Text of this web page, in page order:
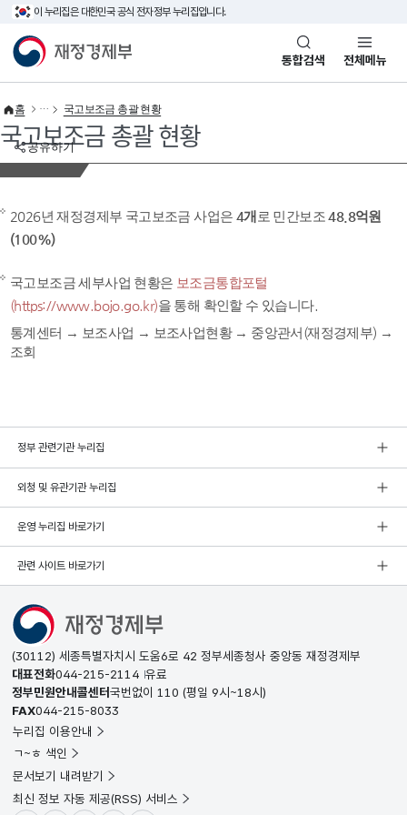
이 누리집은 대한민국 공식 전자정부 누리집입니다.
재정경제부(www.mofe.go.kr)통합검색 전체메뉴
공유하기
홈 국고보조금 총괄 현황
국고보조금 총괄 현황
2026년 재정경제부 국고보조금 사업은 4개 로 민간보조48.8억원
(100%)
국고보조금 세부사업 현황은 보조금통합포털
(https://www.bojo.go.kr)을 통해 확인할 수 있습니다.
통계센터 → 보조사업 → 보조사업현황 → 중앙관서(재정경제부) →
조회
정부 관련기관 누리집
외청 및 유관기관 누리집
운영 누리집 바로가기
관련 사이트 바로가기
(30112) 세종특별자치시 도움6로 42 정부세종청사 중앙동 재정경제부
대표전화044-215-2114 유료
정부민원안내콜센터국번없이 110 (평일 9시~18시)
FAX044-215-8033
누리집 이용안내
ㄱ~ㅎ 색인
문서보기 내려받기
최신 정보 자동 제공(RSS) 서비스